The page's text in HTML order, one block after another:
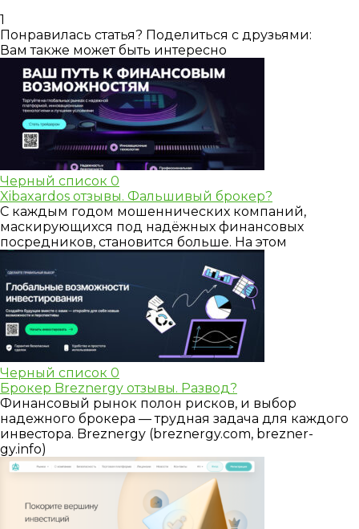
1
Понравилась статья? Поделиться с друзьями:
Вам также может быть интересно
Черный список 0
Xibaxardos отзывы. Фальшивый брокер?
С каждым годом мошеннических компаний,
маскирующихся под надёжных финансовых
посредников, становится больше. На этом
Черный список 0
Брокер Breznergy отзывы. Развод?
Финансовый рынок полон рисков, и выбор
надежного брокера — трудная задача для каждого
инвестора. Breznergy (breznergy.com, brezner-
gy.info)